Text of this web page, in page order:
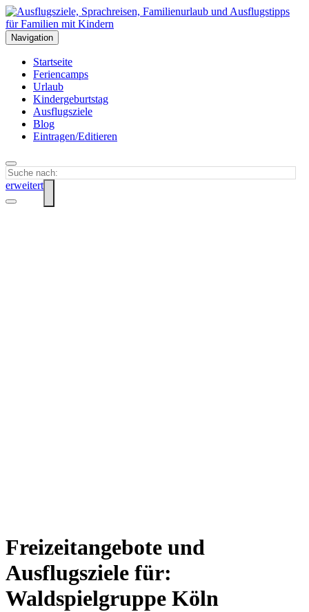
Navigation
Startseite
Feriencamps
Urlaub
Kindergeburtstag
Ausflugsziele
Blog
Eintragen/Editieren
erweitert
Freizeitangebote und
Ausflugsziele für:
Waldspielgruppe Köln